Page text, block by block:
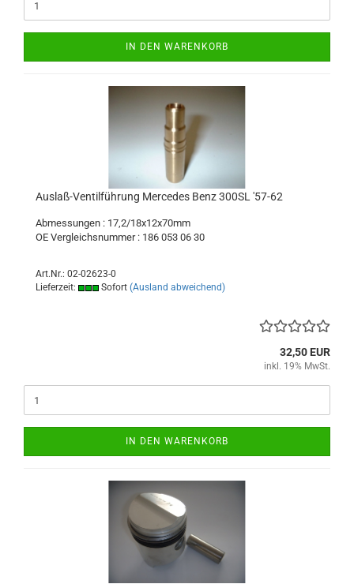
IN DEN WARENKORB
Auslaß-Ventilführung Mercedes Benz 300SL '57-62
Abmessungen : 17,2/18x12x70mm
OE Vergleichsnummer : 186 053 06 30
Art.Nr.: 02-02623-0
Lieferzeit:
Sofort (Ausland abweichend)
32,50 EUR
inkl. 19% MwSt.
IN DEN WARENKORB